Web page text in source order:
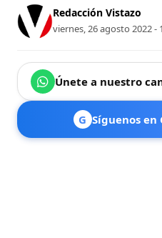
Redacción Vistazo
viernes, 26 agosto 2022 -
Únete a nuestro
G Síguenos en